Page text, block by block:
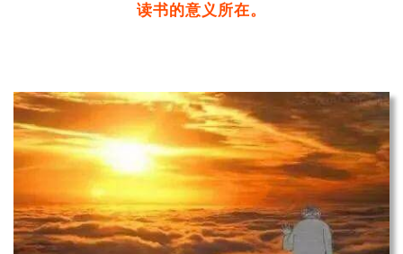
读书的意义所在。